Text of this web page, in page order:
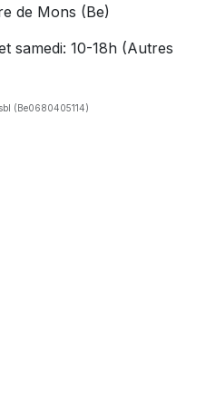
de Mons (Be)
samedi: 10-18h (Autres
(Be0680405114)